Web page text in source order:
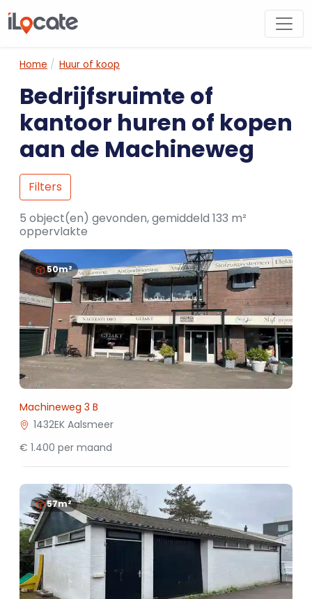
Home Huur of koop
Bedrijfsruimte of
kantoor huren of kopen
aan de Machineweg
Filters
5 object(en) gevonden, gemiddeld 133 m²
oppervlakte
50m²
Machineweg 3 B
1432EK Aalsmeer
€ 1.400 per maand
57m²